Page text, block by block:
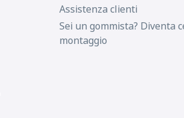
Assistenza clienti
Sei un gommista? Diventa
montaggio